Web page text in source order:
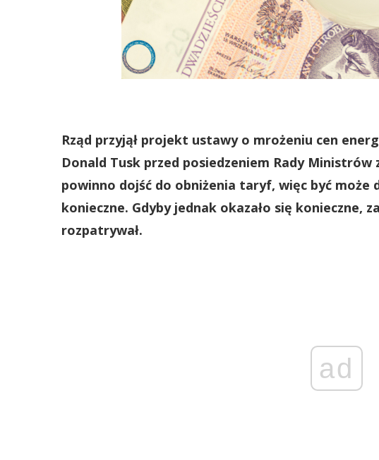
Rząd przyjął projekt ustawy o mrożeniu cen
Donald Tusk przed posiedzeniem Rady Ministrów
powinno dojść do obniżenia taryf, więc być może
konieczne. Gdyby jednak okazało się konieczne,
rozpatrywał.
ad